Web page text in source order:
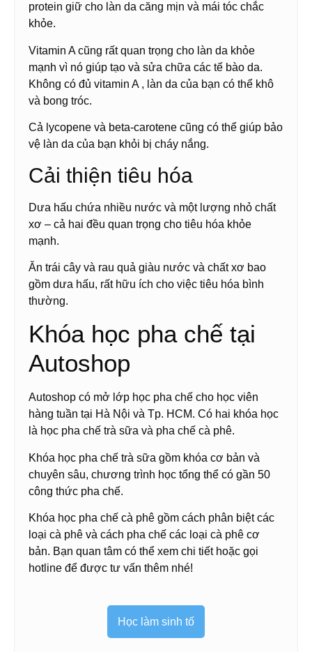
protein giữ cho làn da căng mịn và mái tóc chắc
khỏe.
Vitamin A cũng rất quan trọng cho làn da khỏe
mạnh vì nó giúp tạo và sửa chữa các tế bào da.
Không có đủ vitamin A , làn da của bạn có thể khô
và bong tróc.
Cả lycopene và beta-carotene cũng có thể giúp bảo
vệ làn da của bạn khỏi bị cháy nắng.
Cải thiện tiêu hóa
Dưa hấu chứa nhiều nước và một lượng nhỏ chất
xơ – cả hai đều quan trọng cho tiêu hóa khỏe
mạnh.
Ăn trái cây và rau quả giàu nước và chất xơ bao
gồm dưa hấu, rất hữu ích cho việc tiêu hóa bình
thường.
Khóa học pha chế tại
Autoshop
Autoshop có mở lớp học pha chế cho học viên
hàng tuần tại Hà Nội và Tp. HCM. Có hai khóa học
là học pha chế trà sữa và pha chế cà phê.
Khóa học pha chế trà sữa gồm khóa cơ bản và
chuyên sâu, chương trình học tổng thể có gần 50
công thức pha chế.
Khóa học pha chế cà phê gồm cách phân biệt các
loại cà phê và cách pha chế các loại cà phê cơ
bản. Bạn quan tâm có thể xem chi tiết hoặc gọi
hotline để được tư vấn thêm nhé!
Học làm sinh tố